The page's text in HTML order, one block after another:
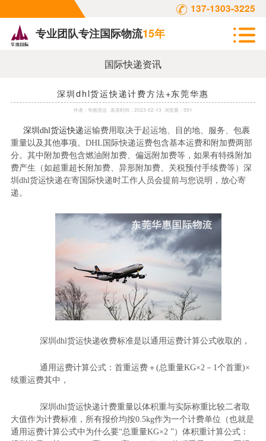
137-1303-3225
专业团队专注国际物流15年
国际快递资讯
深圳dhl货运快递计费方法+东莞华惠
作者： 华惠货运 发表时间： 2023-02-13 浏览量：591
深圳dhl货运快递运输费用取决于起运地、目的地、服务、包裹
重量以及其他事项。 DHL 国际快递运费包含基本运费和附加费两部
分。其中附加费包含燃油附加费、偏远附加费等，如果有特殊附加
费产生（如超重超长附加费、异形附加费、关税预付手续费等）深
圳 dhl货运快递在寄国际快递时工作人员会提前与您说明，放心寄
递。
深圳dhl货运快递收费标准是以通用运费计算公式收取的，
通用运费计算公式：首重运费＋(总重量KG×2 － 1个首重)×
续重运费其中，
深圳dhl货运快递计费重量以体积重与实际称重比较二者取
大值作为计费标准，所有报价均按0.5kg作为一个计费单位（也就是
通用运费计算公式中为什么要“总重量KG×2 ”）体积重计算公式：